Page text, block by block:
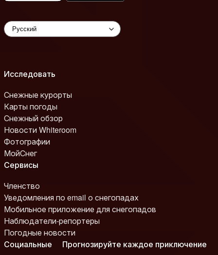
Исследовать
Снежные курорты
Карты погоды
Снежный обзор
Новости Whiteroom
Фотографии
МойСнег
Сервисы
Членство
Уведомления по email о снегопадах
Мобильное приложение для снегопадов
Наблюдатели-репортеры
Погодные новости
Социальные
Прогнозируйте каждое приключение